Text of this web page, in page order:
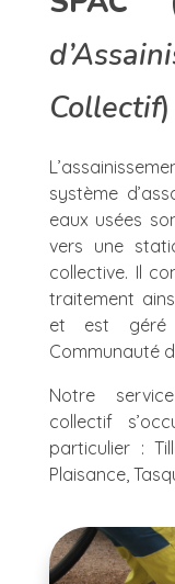
Commission
scolaires
Commission
Commission
Commission
Commission
Commission
Commission
Plan local
Enquête
Charte de
l’enquête
Gestion des
Collectif)
système
eaux usées
vers une
collective. Il
traitement
et est
Communauté
Notre
collectif
particulier :
Plaisance,